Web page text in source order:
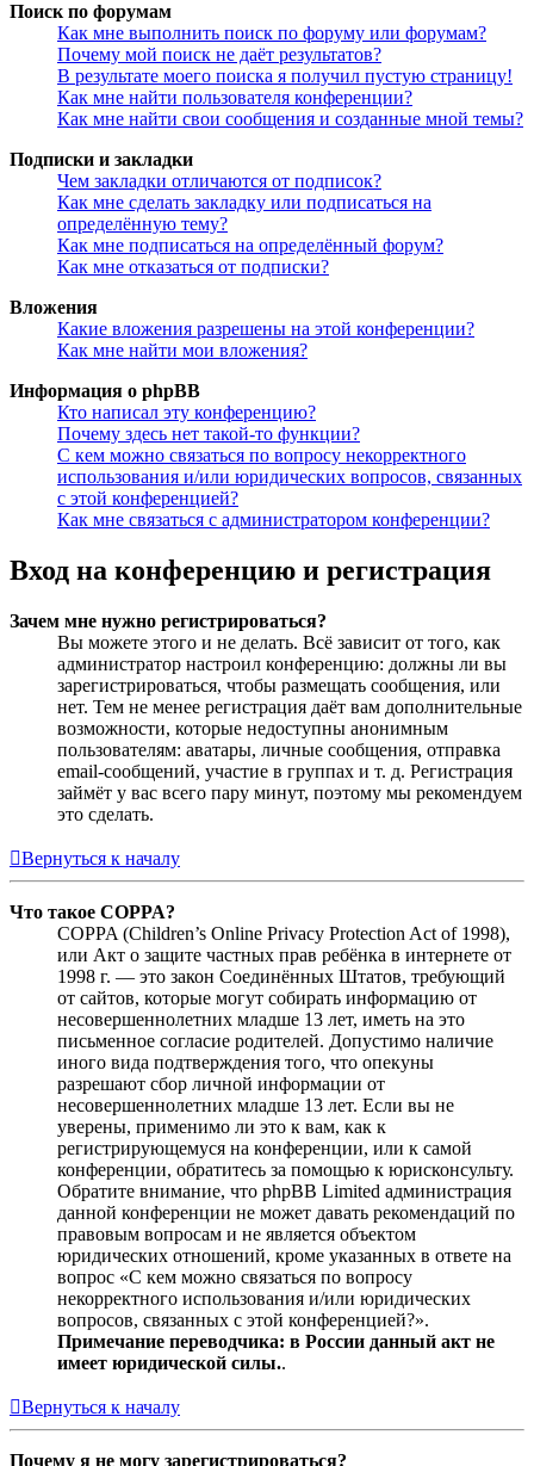
Поиск по форумам
Как мне выполнить поиск по форуму или форумам?
Почему мой поиск не даёт результатов?
В результате моего поиска я получил пустую страницу!
Как мне найти пользователя конференции?
Как мне найти свои сообщения и созданные мной темы?
Подписки и закладки
Чем закладки отличаются от подписок?
Как мне сделать закладку или подписаться на
определённую тему?
Как мне подписаться на определённый форум?
Как мне отказаться от подписки?
Вложения
Какие вложения разрешены на этой конференции?
Как мне найти мои вложения?
Информация о phpBB
Кто написал эту конференцию?
Почему здесь нет такой-то функции?
С кем можно связаться по вопросу некорректного
использования и/или юридических вопросов, связанных
с этой конференцией?
Как мне связаться с администратором конференции?
Вход на конференцию и регистрация
Зачем мне нужно регистрироваться?
Вы можете этого и не делать. Всё зависит от того, как
администратор настроил конференцию: должны ли вы
зарегистрироваться, чтобы размещать сообщения, или
нет. Тем не менее регистрация даёт вам дополнительные
возможности, которые недоступны анонимным
пользователям: аватары, личные сообщения, отправка
email-сообщений, участие в группах и т. д. Регистрация
займёт у вас всего пару минут, поэтому мы рекомендуем
это сделать.
Вернуться к началу
Что такое COPPA?
COPPA (Children’s Online Privacy Protection Act of 1998),
или Акт о защите частных прав ребёнка в интернете от
1998 г. — это закон Соединённых Штатов, требующий
от сайтов, которые могут собирать информацию от
несовершеннолетних младше 13 лет, иметь на это
письменное согласие родителей. Допустимо наличие
иного вида подтверждения того, что опекуны
разрешают сбор личной информации от
несовершеннолетних младше 13 лет. Если вы не
уверены, применимо ли это к вам, как к
регистрирующемуся на конференции, или к самой
конференции, обратитесь за помощью к юрисконсульту.
Обратите внимание, что phpBB Limited администрация
данной конференции не может давать рекомендаций по
правовым вопросам и не является объектом
юридических отношений, кроме указанных в ответе на
вопрос «С кем можно связаться по вопросу
некорректного использования и/или юридических
вопросов, связанных с этой конференцией?».
Примечание переводчика: в России данный акт не
имеет юридической силы..
Вернуться к началу
Почему я не могу зарегистрироваться?